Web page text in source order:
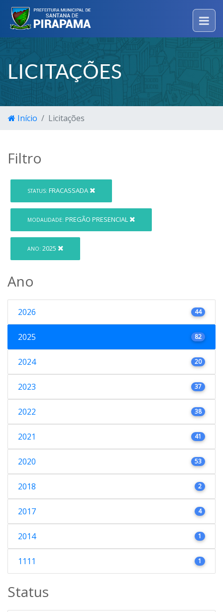
LICITAÇÕES
Início Licitações
Filtro
STATUS: FRACASSADA
MODALIDADE: PREGÃO PRESENCIAL
ANO: 2025
Ano
2026 44
2025 82
2024 20
2023 37
2022 38
2021 41
2020 53
2018 2
2017 4
2014 1
1111 1
Status